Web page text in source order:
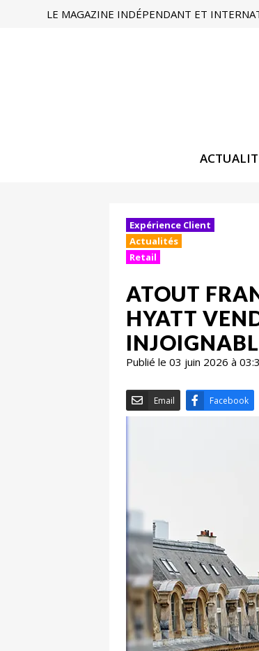
LE MAGAZINE INDÉPENDANT ET
Expérience Client
Actualités
Retail
ATOUT
HYATT
Publié le 03 juin 2026 à